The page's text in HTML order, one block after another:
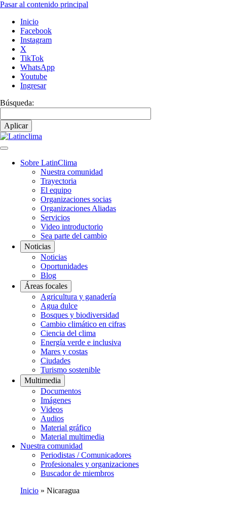
Pasar al contenido principal
Inicio
Facebook
Instagram
X
TikTok
WhatsApp
Youtube
Ingresar
Búsqueda:
Navegación
Sobre LatinClima
Nuestra comunidad
Trayectoria
El equipo
Organizaciones socias
Organizaciones Aliadas
Servicios
Video introductorio
Sea parte del cambio
Noticias
Noticias
Oportunidades
Blog
Áreas focales
Agricultura y ganadería
Agua dulce
Bosques y biodiversidad
Cambio climático en cifras
Ciencia del clima
Energía verde e inclusiva
Mares y costas
Ciudades
Turismo sostenible
Multimedia
Documentos
Imágenes
Videos
Audios
Material gráfico
Material multimedia
Nuestra comunidad
Periodistas / Comunicadores
Profesionales y organizaciones
Buscador de miembros
Inicio Nicaragua